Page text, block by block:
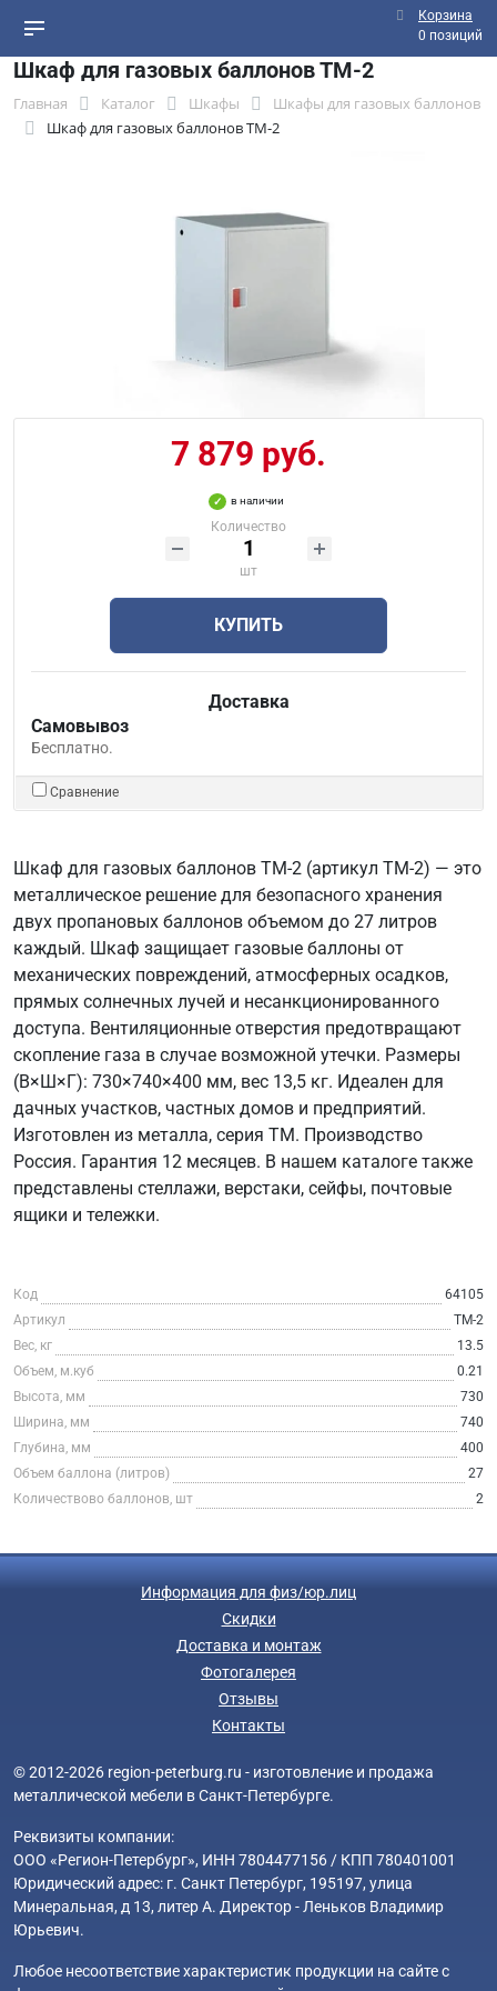
Корзина
0 позиций
Шкаф для газовых баллонов ТМ-2
Главная Каталог Шкафы
Шкафы для газовых баллонов
Шкаф для газовых баллонов ТМ-2
7 879 руб.
в наличии
Количество
шт
КУПИТЬ
Доставка
Самовывоз
Бесплатно.
Сравнение
Шкаф для газовых баллонов ТМ-2 (артикул ТМ-2) — это
металлическое решение для безопасного хранения
двух пропановых баллонов объемом до 27 литров
каждый. Шкаф защищает газовые баллоны от
механических повреждений, атмосферных осадков,
прямых солнечных лучей и несанкционированного
доступа. Вентиляционные отверстия предотвращают
скопление газа в случае возможной утечки. Размеры
(В×Ш×Г): 730×740×400 мм, вес 13,5 кг. Идеален для
дачных участков, частных домов и предприятий.
Изготовлен из металла, серия ТМ. Производство
Россия. Гарантия 12 месяцев. В нашем каталоге также
представлены стеллажи, верстаки, сейфы, почтовые
ящики и тележки.
Код
64105
Артикул
ТМ-2
Вес, кг
13.5
Объем, м.куб
0.21
Высота, мм
730
Ширина, мм
740
Глубина, мм
400
Объем баллона (литров)
27
Количествово баллонов, шт
2
Информация для физ/юр.лиц
Скидки
Доставка и монтаж
Фотогалерея
Отзывы
Контакты
© 2012-2026 region-peterburg.ru - изготовление и продажа
металлической мебели в Санкт-Петербурге.
Реквизиты компании:
ООО «Регион-Петербург», ИНН 7804477156 / КПП 780401001
Юридический адрес: г. Санкт Петербург, 195197, улица
Минеральная, д 13, литер А. Директор - Леньков Владимир
Юрьевич.
Любое несоответствие характеристик продукции на сайте с